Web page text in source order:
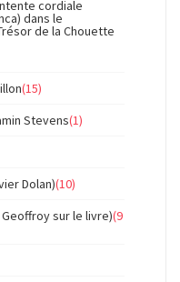
cordiale
dans le
de la Chouette
(15)
Stevens(1)
Dolan)(10)
sur le livre)(9